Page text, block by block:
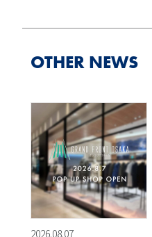
OTHER NEWS
2026.08.07